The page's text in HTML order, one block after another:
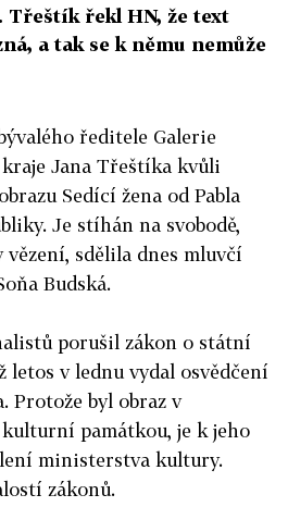
řekl HN, že text
a tak se k němu nemůže
ředitele Galerie
Jana Třeštíka kvůli
Sedící žena od Pabla
Je stíhán na svobodě,
sdělila dnes mluvčí
Budská.
porušil zákon o státní
letos v lednu vydal osvědčení
Protože byl obraz v
památkou, je k jeho
ministerstva kultury.
zákonů.